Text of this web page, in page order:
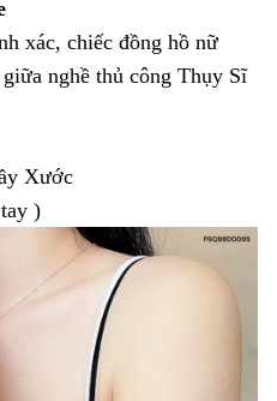
xác, chiếc đồng hồ nữ
nghề thủ công Thụy Sĩ
Xước
)